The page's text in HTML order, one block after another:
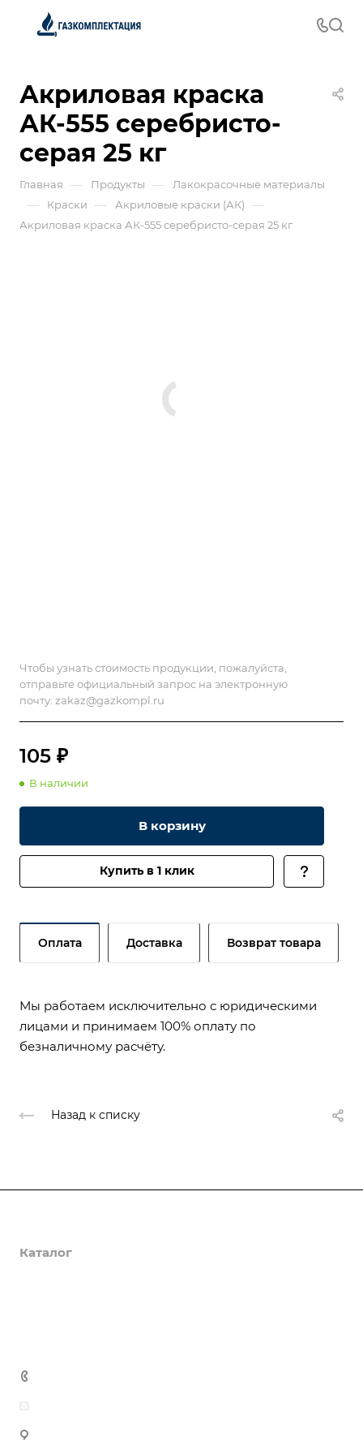
Акриловая краска
АК-555 серебристо-
серая 25 кг
Главная — Продукты — Лакокрасочные материалы
— Краски — Акриловые краски (АК) —
Акриловая краска АК-555 серебристо-серая 25 кг
Чтобы узнать стоимость продукции, пожалуйста,
отправьте официальный запрос на электронную
почту: zakaz@gazkompl.ru
105 ₽
В наличии
В корзину
Купить в 1 клик
Оплата Доставка Возврат товара
Мы работаем исключительно с юридическими
лицами и принимаем 100% оплату по
безналичному расчёту.
Назад к списку
Каталог